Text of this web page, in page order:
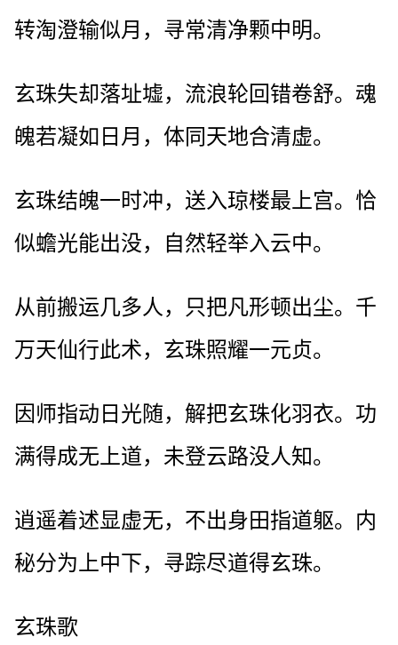
转淘澄输似月，寻常清净颗中明。
玄珠失却落址墟，流浪轮回错卷舒。魂
魄若凝如日月，体同天地合清虚。
玄珠结魄一时冲，送入琼楼最上宫。恰
似蟾光能出没，自然轻举入云中。
从前搬运几多人，只把凡形顿出尘。千
万天仙行此术，玄珠照耀一元贞。
因师指动日光随，解把玄珠化羽衣。功
满得成无上道，未登云路没人知。
逍遥着述显虚无，不出身田指道躯。内
秘分为上中下，寻踪尽道得玄珠。
玄珠歌